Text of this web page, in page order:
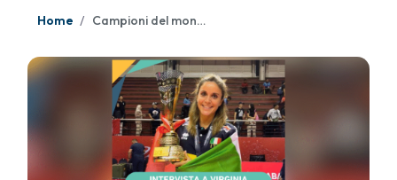
Home Campioni del mondo – La fisioterapista Virginia Braghieri medaglia d’oro con la volley femminile under21